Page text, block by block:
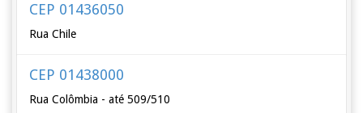
CEP 01436050
Rua Chile
CEP 01438000
Rua Colômbia - até 509/510